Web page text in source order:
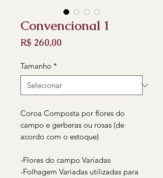
Convencional 1
R$ 260,00
Tamanho *
Coroa Composta por flores do
campo e gerberas ou rosas (de
acordo com o estoque)
-Flores do campo Variadas
-Folhagem Variadas utilizadas para